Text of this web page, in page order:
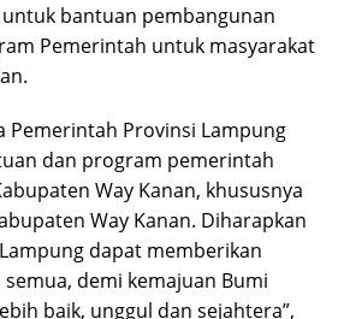
bantuan pembangunan
Pemerintah untuk masyarakat
Pemerintah Provinsi Lampung
dan program pemerintah
Way Kanan, khususnya
Way Kanan. Diharapkan
dapat memberikan
demi kemajuan Bumi
baik, unggul dan sejahtera”,